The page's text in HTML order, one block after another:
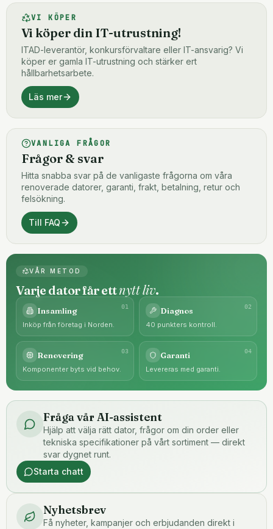
VI KÖPER
Vi köper din IT-utrustning!
ITAD-leverantör, konkursförvaltare eller IT-ansvarig? Vi
köper er gamla IT-utrustning och stärker ert
hållbarhetsarbete.
Läs mer
VANLIGA FRÅGOR
Frågor & svar
Hitta snabba svar på de vanligaste frågorna om våra
renoverade datorer, garanti, frakt, betalning, retur och
felsökning.
Till FAQ
VÅR METOD
Varje dator får ettnytt liv.
01
Insamling
Inköp från företag i Norden.
02
Diagnos
40 punkters kontroll.
03
Renovering
Komponenter byts vid behov.
04
Garanti
Levereras med garanti.
Fråga vår AI-assistent
Hjälp att välja rätt dator, frågor om din order eller
tekniska specifikationer på vårt sortiment — direkt
svar dygnet runt.
Starta chatt
Nyhetsbrev
Få nyheter, kampanjer och erbjudanden direkt i